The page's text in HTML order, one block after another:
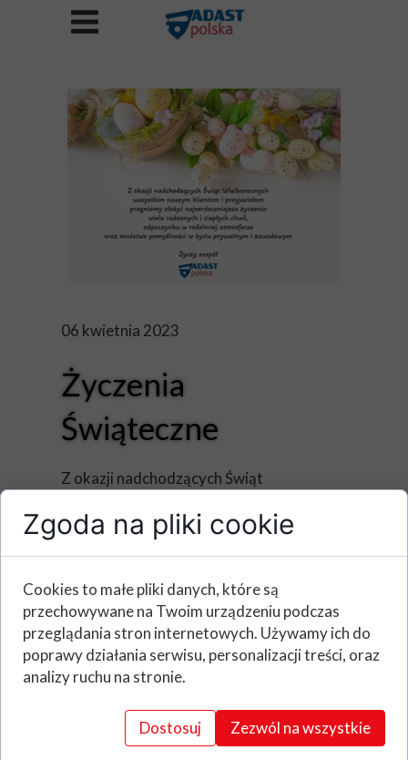
06 kwietnia 2023
Życzenia
Świąteczne
Z okazji nadchodzących Świąt
wszystkim naszym klientom
i przyjaciołom
pragniemy złożyć najserdeczniejsze
życzenia
wielu radosnych i ciepłych chwil,
odpoczynku w rodzinnej atmosferze
prywatnym i zawodowym
Zgoda na pliki cookie
Cookies to małe pliki danych, które są
przechowywane na Twoim urządzeniu podczas
przeglądania stron internetowych. Używamy ich do
poprawy działania serwisu, personalizacji treści, oraz
analizy ruchu na stronie.
Dostosuj Zezwól na wszystkie